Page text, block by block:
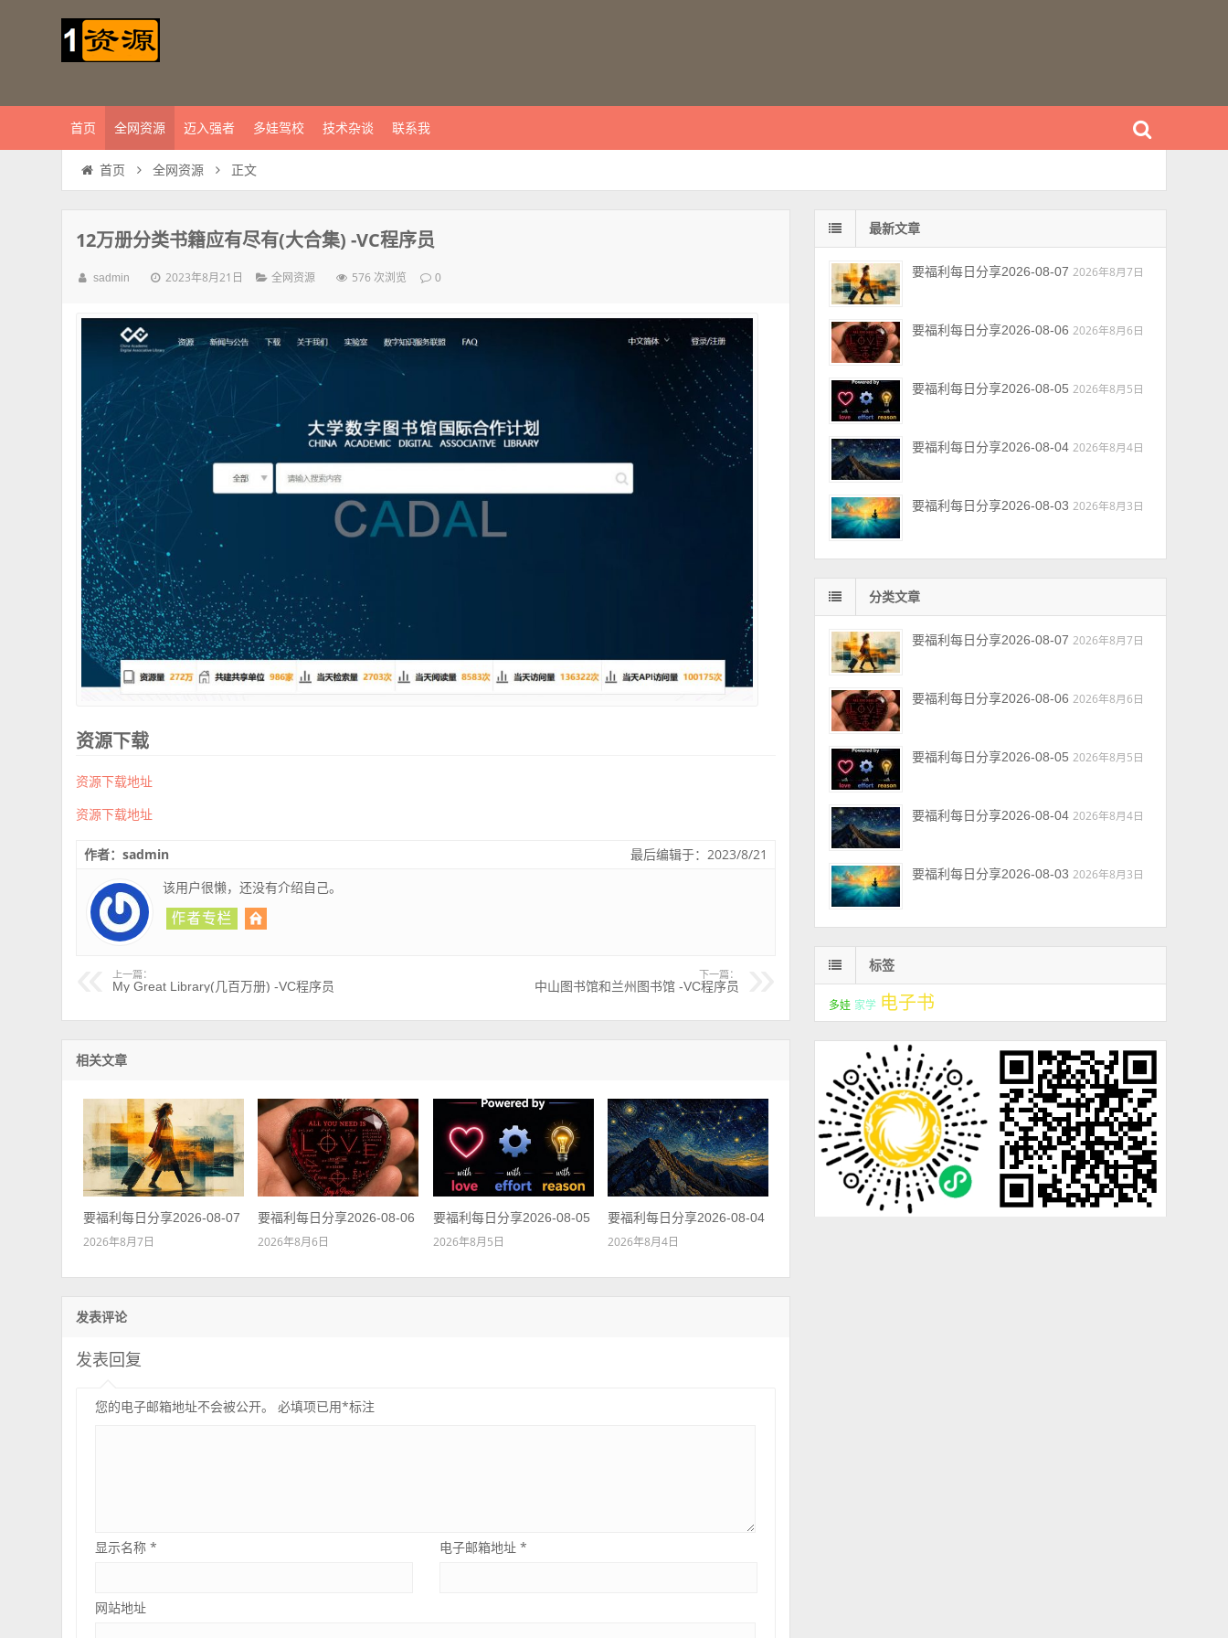
首页 全网资源 迈入强者 多娃驾校 技术杂谈 联系我
首页 全网资源 正文
12万册分类书籍应有尽有(大合集) -VC程序员
sadmin 2023年8月21日 全网资源 576 次浏览 0
资源下载
资源下载地址
资源下载地址
最后编辑于：2023/8/21
作者：sadmin
该用户很懒，还没有介绍自己。
上一篇：
My Great Library(几百万册) -VC程序员
下一篇：
中山图书馆和兰州图书馆 -VC程序员
相关文章
要福利每日分享2026-08-07
2026年8月7日
要福利每日分享2026-08-06
2026年8月6日
要福利每日分享2026-08-05
2026年8月5日
要福利每日分享2026-08-04
2026年8月4日
发表评论
发表回复
您的电子邮箱地址不会被公开。 必填项已用*标注
显示名称* 电子邮箱地址 *
网站地址
最新文章
要福利每日分享2026-08-07 2026年8月7日
要福利每日分享2026-08-06 2026年8月6日
要福利每日分享2026-08-05 2026年8月5日
要福利每日分享2026-08-04 2026年8月4日
要福利每日分享2026-08-03 2026年8月3日
分类文章
要福利每日分享2026-08-07 2026年8月7日
要福利每日分享2026-08-06 2026年8月6日
要福利每日分享2026-08-05 2026年8月5日
要福利每日分享2026-08-04 2026年8月4日
要福利每日分享2026-08-03 2026年8月3日
标签
多娃 家学 电子书